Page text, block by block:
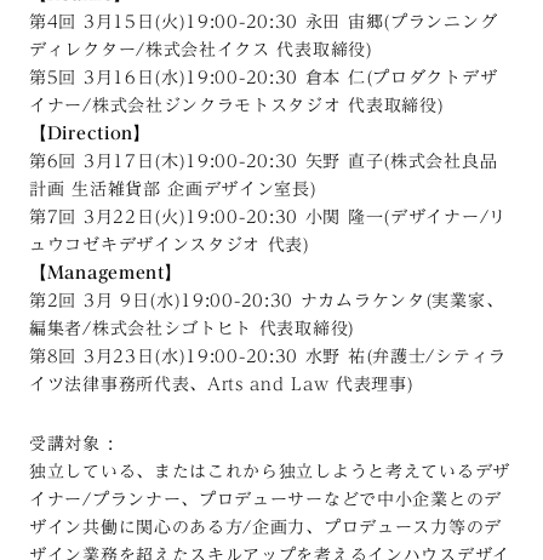
第4回 3月15日(火)19:00-20:30 永田 宙郷(プランニング
ディレクター/株式会社イクス 代表取締役)
第5回 3月16日(水)19:00-20:30 倉本 仁(プロダクトデザ
イナー/株式会社ジンクラモトスタジオ 代表取締役)
【Direction】
第6回 3月17日(木)19:00-20:30 矢野 直子(株式会社良品
計画 生活雑貨部 企画デザイン室長)
第7回 3月22日(火)19:00-20:30 小関 隆一(デザイナー/リ
ュウコゼキデザインスタジオ 代表)
【Management】
第2回 3月 9日(水)19:00-20:30 ナカムラケンタ(実業家、
編集者/株式会社シゴトヒト 代表取締役)
第8回 3月23日(水)19:00-20:30 水野 祐(弁護士/シティラ
イツ法律事務所代表、Arts and Law 代表理事)
受講対象 :
独立している、またはこれから独立しようと考えているデザ
イナー/プランナー、プロデューサーなどで中小企業とのデ
ザイン共働に関心のある方/企画力、プロデュース力等のデ
ザイン業務を超えたスキルアップを考えるインハウスデザイ